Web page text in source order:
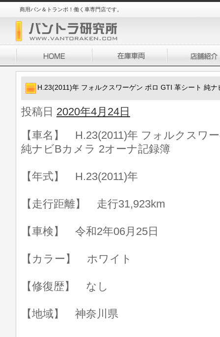
商用バン＆トランポ！働く車専門店です。
H.23(2011)年 フォルクスワーゲン ポロ GTI 革シート 純
投稿日 2020年4月24日
【車名】 H.23(2011)年 フォルクスワ
純ナビBカメラ 2オーナ記録簿
【年式】 H.23(2011)年
【走行距離】 走行31,923km
【車検】 令和2年06月25日
【カラー】 ホワイト
【修復歴】 なし
【地域】 神奈川県